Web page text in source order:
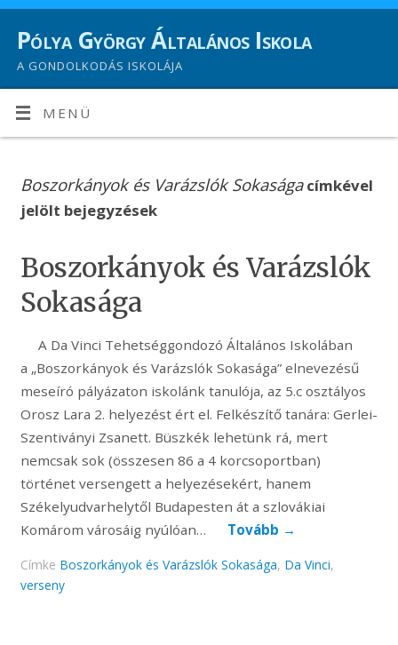
Pólya György Általános Iskola
A GONDOLKODÁS ISKOLÁJA
MENÜ
Boszorkányok és Varázslók Sokaságacímkével
jelölt bejegyzések
Boszorkányok és Varázslók
Sokasága
A Da Vinci Tehetséggondozó Általános Iskolában
a „Boszorkányok és Varázslók Sokasága” elnevezésű
meseíró pályázaton iskolánk tanulója, az 5.c osztályos
Orosz Lara 2. helyezést ért el. Felkészítő tanára: Gerlei-
Szentiványi Zsanett. Büszkék lehetünk rá, mert
nemcsak sok (összesen 86 a 4 korcsoportban)
történet versengett a helyezésekért, hanem
Székelyudvarhelytől Budapesten át a szlovákiai
Komárom városáig nyúlóan…
Tovább →
Címke Boszorkányok és Varázslók Sokasága, Da Vinci,
verseny